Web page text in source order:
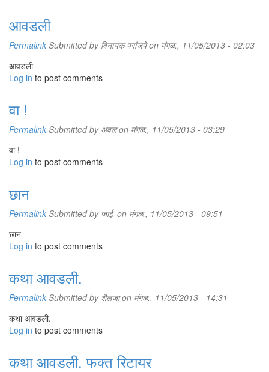
आवडली
Permalink Submitted by विनायक परांजपेon मंगळ., 11/05/2013 - 02:03
आवडली
Log in to post comments
वा !
Permalink Submitted by अवलon मंगळ., 11/05/2013 - 03:29
वा !
Log in to post comments
छान
Permalink Submitted by जाई. on मंगळ., 11/05/2013 - 09:51
छान
Log in to post comments
कथा आवडली.
Permalink Submitted by शैलजाon मंगळ., 11/05/2013 - 14:31
कथा आवडली.
Log in to post comments
कथा आवडली. फक्त रिटायर